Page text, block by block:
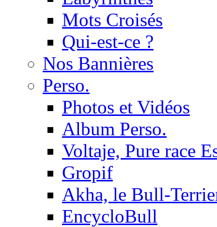
Mots Croisés
Qui-est-ce ?
Nos Bannières
Perso.
Photos et Vidéos
Album Perso.
Voltaje, Pure race
Gropif
Akha, le Bull-
EncycloBull